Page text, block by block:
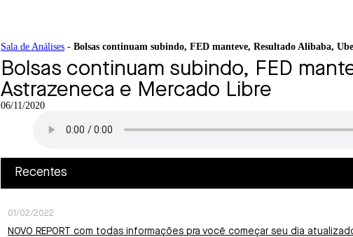
Ir
para
o
conteúdo
Sala de Análises - Bolsas continuam subindo, FED manteve, Resultado Alibaba,
Bolsas continuam subindo, FED
Astrazeneca e Mercado Libre
06/11/2020
Recentes
01/02/2022
NOVO REPORT com todas informações pra você começar seu dia